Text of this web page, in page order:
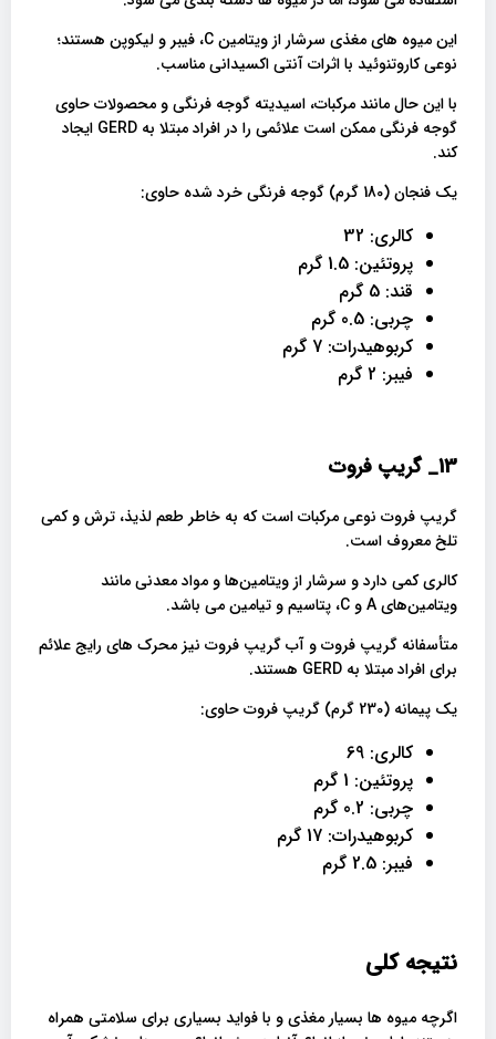
این میوه های مغذی سرشار از ویتامین C، فیبر و لیکوپن هستند؛
نوعی کاروتنوئید با اثرات آنتی اکسیدانی مناسب.
با این حال مانند مرکبات، اسیدیته گوجه فرنگی و محصولات حاوی
گوجه فرنگی ممکن است علائمی را در افراد مبتلا به GERD ایجاد
کند.
یک فنجان (180 گرم) گوجه فرنگی خرد شده حاوی:
کالری: 32
پروتئین: 1.5 گرم
قند: 5 گرم
چربی: 0.5 گرم
کربوهیدرات: 7 گرم
فیبر: 2 گرم
13_ گریپ فروت
گریپ فروت نوعی مرکبات است که به خاطر طعم لذیذ، ترش و کمی
تلخ معروف است.
کالری کمی دارد و سرشار از ویتامین‌ها و مواد معدنی مانند
ویتامین‌های A و C، پتاسیم و تیامین می باشد.
متأسفانه گریپ فروت و آب گریپ فروت نیز محرک های رایج علائم
برای افراد مبتلا به GERD هستند.
یک پیمانه (230 گرم) گریپ فروت حاوی:
کالری: 69
پروتئین: 1 گرم
چربی: 0.2 گرم
کربوهیدرات: 17 گرم
فیبر: 2.5 گرم
نتیجه کلی
اگرچه میوه ها بسیار مغذی و با فواید بسیاری برای سلامتی همراه